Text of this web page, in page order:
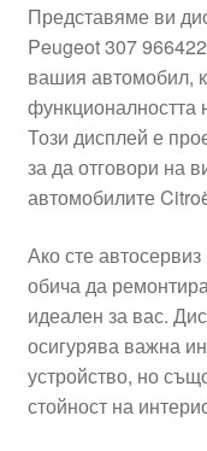
Количка
Контакт
Моята сметка
Плащанията
Политика за
Правила и условия
Представяме ви
Peugeot 307
вашия автомобил,
функционалността
Този дисплей е
за да отговори на
автомобилите
Ако сте
обича да
идеален за вас.
осигурява важна
устройство, но
стойност на